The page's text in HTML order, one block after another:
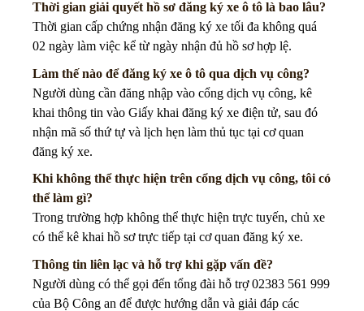
Thời gian giải quyết hồ sơ đăng ký xe ô tô là bao lâu?
Thời gian cấp chứng nhận đăng ký xe tối đa không quá
02 ngày làm việc kể từ ngày nhận đủ hồ sơ hợp lệ.
Làm thế nào để đăng ký xe ô tô qua dịch vụ công?
Người dùng cần đăng nhập vào cổng dịch vụ công, kê
khai thông tin vào Giấy khai đăng ký xe điện tử, sau đó
nhận mã số thứ tự và lịch hẹn làm thủ tục tại cơ quan
đăng ký xe.
Khi không thể thực hiện trên cổng dịch vụ công, tôi có
thể làm gì?
Trong trường hợp không thể thực hiện trực tuyến, chủ xe
có thể kê khai hồ sơ trực tiếp tại cơ quan đăng ký xe.
Thông tin liên lạc và hỗ trợ khi gặp vấn đề?
Người dùng có thể gọi đến tổng đài hỗ trợ02383 561 999
của Bộ Công an để được hướng dẫn và giải đáp các